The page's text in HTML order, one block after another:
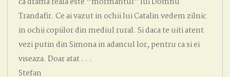
Trandafir. Ce ai vazut in ochii lui Catalin vedem zilnic
in ochii copiilor din mediul rural. Si daca te uiti atent
vezi putin din Simona in adancul lor, pentru ca si ei
viseaza. Doar atat . . .
Stefan